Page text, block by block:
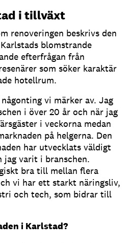
i tillväxt
renoveringen beskrivs den
blomstrande
efterfrågan från
som söker karaktär
hotellrum.
vi märker av. Jag
i över 20 år och när jag
i veckorna medan
på helgerna. Den
har utvecklats väldigt
jag varit i branschen.
bra till mellan flera
vi har ett starkt näringsliv,
och tech, som bidrar till
i Karlstad?